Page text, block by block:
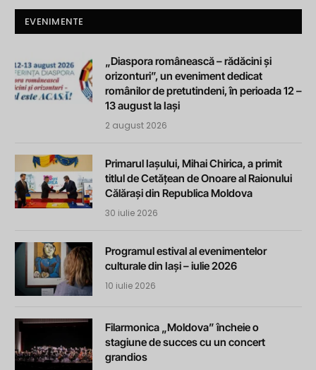
EVENIMENTE
„Diaspora românească – rădăcini și
orizonturi”, un eveniment dedicat
românilor de pretutindeni, în perioada 12 –
13 august la Iași
2 august 2026
Primarul Iașului, Mihai Chirica, a primit
titlul de Cetățean de Onoare al Raionului
Călărași din Republica Moldova
30 iulie 2026
Programul estival al evenimentelor
culturale din Iași – iulie 2026
10 iulie 2026
Filarmonica „Moldova” încheie o
stagiune de succes cu un concert
grandios